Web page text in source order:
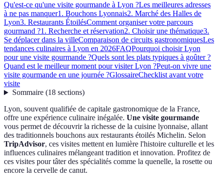
Qu'est-ce qu'une visite gourmande à Lyon ?Les meilleures adresses
à ne pas manquer1. Bouchons Lyonnais2. Marché des Halles de
Lyon3. Restaurants ÉtoilésComment organiser votre parcours
gourmand ?1. Recherche et réservation2. Choisir une thématique3.
Se déplacer dans la villeComparaison de circuits gastronomiquesLes
tendances culinaires à Lyon en 2026FAQPourquoi choisir Lyon
pour une visite gourmande ?Quels sont les plats typiques à goûter ?
Quand est le meilleur moment pour visiter Lyon ?Peut-on vivre une
visite gourmande en une journée ?GlossaireChecklist avant votre
visite
Sommaire(18 sections)
Lyon, souvent qualifiée de capitale gastronomique de la France,
offre une expérience culinaire inégalée. Une visite gourmande
vous permet de découvrir la richesse de la cuisine lyonnaise, allant
des traditionnels bouchons aux restaurants étoilés Michelin. Selon
TripAdvisor, ces visites mettent en lumière l'histoire culturelle et les
influences culinaires mélangeant tradition et innovation. Profitez de
ces visites pour tâter des spécialités comme la quenelle, la rosette ou
encore la cervelle de canut.